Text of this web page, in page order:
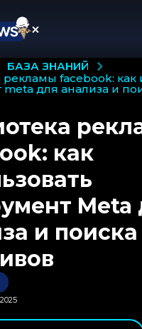
БАЗА ЗНАНИЙ
meta для анализа и
как
Meta
и поиска